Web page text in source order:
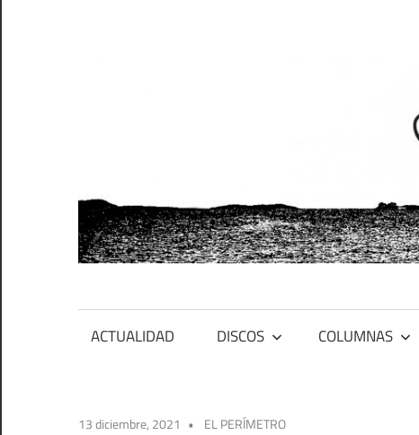
Primero
fue
el
ACTUALIDAD DISCOS COLUMNAS
13 diciembre, 2021 EL PERÍMETRO